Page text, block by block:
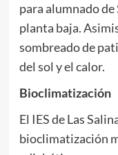
para alumnado
planta baja.
sombreado de
del sol y el calor.
Bioclimatización
El IES de Las
bioclimatización